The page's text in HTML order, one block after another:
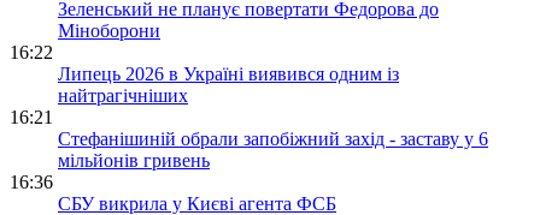
Зеленський не планує повертати Федорова до
Міноборони
16:22
Липець 2026 в Україні виявився одним із
найтрагічніших
16:21
Стефанішиній обрали запобіжний захід - заставу у 6
мільйонів гривень
16:36
СБУ викрила у Києві агента ФСБ